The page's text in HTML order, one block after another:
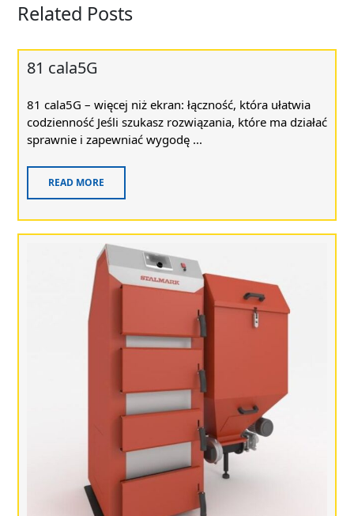
Related Posts
81 cala5G
81 cala5G – więcej niż ekran: łączność, która ułatwia
codzienność Jeśli szukasz rozwiązania, które ma działać
sprawnie i zapewniać wygodę ...
READ MORE